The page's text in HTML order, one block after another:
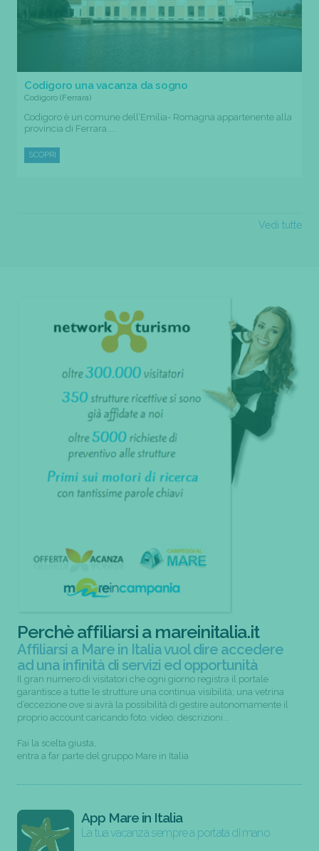
Codigoro una vacanza da sogno
Codigoro (Ferrara)
Codigoro è un comune dell’Emilia- Romagna appartenente alla
provincia di Ferrara....
SCOPRI
Vedi tutte
Perchè affiliarsi a mareinitalia.it
Affiliarsi a Mare in Italia vuol dire accedere
ad una infinità di servizi ed opportunità
Il gran numero di visitatori che ogni giorno registra il portale
garantisce a tutte le strutture una continua visibilità; una vetrina
d’eccezione ove si avrà la possibilità di gestire autonomamente il
proprio account caricando foto, video, descrizioni...
Fai la scelta giusta,
entra a far parte del gruppo Mare in Italia
App Mare in Italia
La tua vacanza sempre a portata di mano